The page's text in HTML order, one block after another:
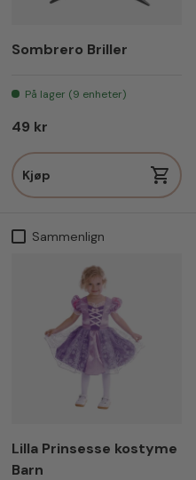
Sombrero Briller
På lager (9 enheter)
Vanlig pris
49 kr
Kjøp
Sammenlign
Lilla Prinsesse kostyme
Barn